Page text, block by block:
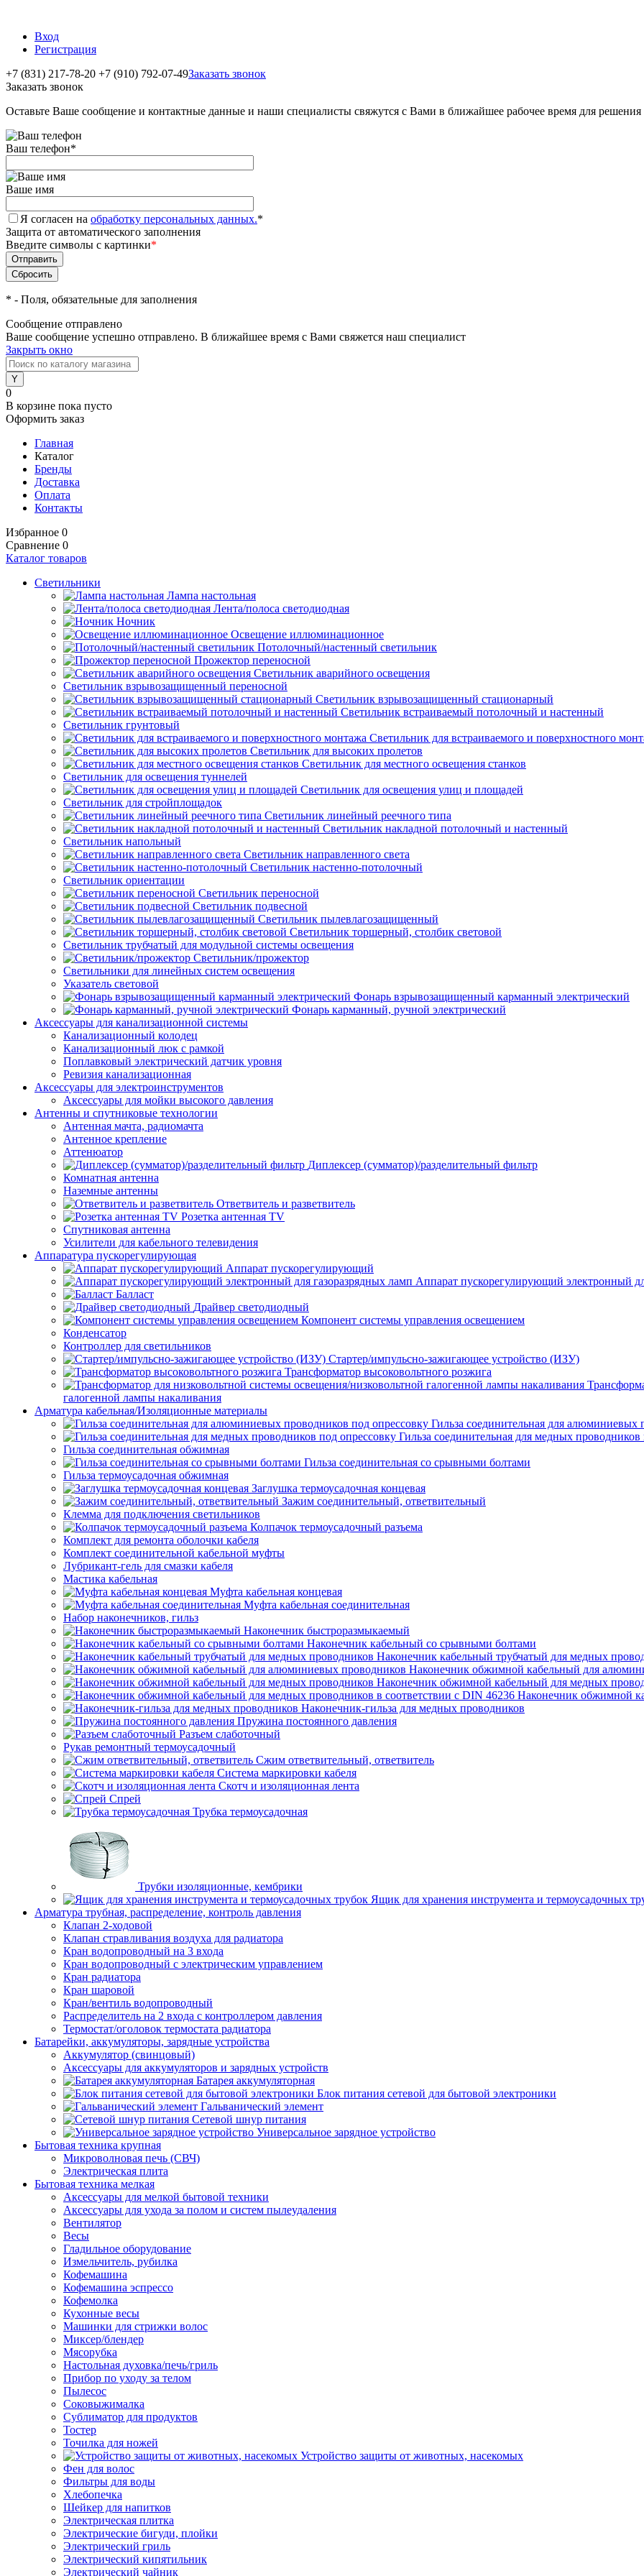
Вход
Регистрация
+7 (831) 217-78-20 +7 (910) 792-07-49Заказать звонок
Заказать звонок
Оставьте Ваше сообщение и контактные данные и наши специалисты свяжутся с Вами в ближайшее рабочее время для
Ваш телефон*
Ваше имя
Я согласен на обработку персональных данных.*
Защита от автоматического заполнения
Введите символы с картинки*
* - Поля, обязательные для заполнения
Сообщение отправлено
Ваше сообщение успешно отправлено. В ближайшее время с Вами свяжется наш специалист
Закрыть окно
0
В корзине пока пусто
Оформить заказ
Главная
Каталог
Бренды
Доставка
Оплата
Контакты
Избранное 0
Сравнение 0
Каталог товаров
Светильники
Лампа настольная
Лента/полоса светодиодная
Ночник
Освещение иллюминационное
Потолочный/настенный светильник
Прожектор переносной
Светильник аварийного освещения
Светильник взрывозащищенный переносной
Светильник взрывозащищенный стационарный
Светильник встраиваемый потолочный и настенный
Светильник грунтовый
Светильник для встраиваемого и поверхностного
Светильник для высоких пролетов
Светильник для местного освещения станков
Светильник для освещения туннелей
Светильник для освещения улиц и площадей
Светильник для стройплощадок
Светильник линейный реечного типа
Светильник накладной потолочный и настенный
Светильник напольный
Светильник направленного света
Светильник настенно-потолочный
Светильник ориентации
Светильник переносной
Светильник подвесной
Светильник пылевлагозащищенный
Светильник торшерный, столбик световой
Светильник трубчатый для модульной системы освещения
Светильник/прожектор
Светильники для линейных систем освещения
Указатель световой
Фонарь взрывозащищенный карманный электрический
Фонарь карманный, ручной электрический
Аксессуары для канализационной системы
Канализационный колодец
Канализационный люк с рамкой
Поплавковый электрический датчик уровня
Ревизия канализационная
Аксессуары для электроинструментов
Аксессуары для мойки высокого давления
Антенны и спутниковые технологии
Антенная мачта, радиомачта
Антенное крепление
Аттенюатор
Диплексер (сумматор)/разделительный фильтр
Комнатная антенна
Наземные антенны
Ответвитель и разветвитель
Розетка антенная TV
Спутниковая антенна
Усилители для кабельного телевидения
Аппаратура пускорегулирующая
Аппарат пускорегулирующий
Аппарат пускорегулирующий электронный
Балласт
Драйвер светодиодный
Компонент системы управления освещением
Конденсатор
Контроллер для светильников
Стартер/импульсно-зажигающее устройство (ИЗУ)
Трансформатор высоковольтного розжига
галогенной лампы накаливания
Арматура кабельная/Изоляционные материалы
Гильза соединительная для алюминиевых
Гильза соединительная для медных проводников
Гильза соединительная обжимная
Гильза соединительная со срывными болтами
Гильза термоусадочная обжимная
Заглушка термоусадочная концевая
Зажим соединительный, ответвительный
Клемма для подключения светильников
Колпачок термоусадочный разъема
Комплект для ремонта оболочки кабеля
Комплект соединительной кабельной муфты
Лубрикант-гель для смазки кабеля
Мастика кабельная
Муфта кабельная концевая
Муфта кабельная соединительная
Набор наконечников, гильз
Наконечник быстроразмыкаемый
Наконечник кабельный со срывными болтами
Наконечник кабельный трубчатый для медных
Наконечник обжимной кабельный для
Наконечник обжимной кабельный для медных
Наконечник обжимной
Наконечник-гильза для медных проводников
Пружина постоянного давления
Разъем слаботочный
Рукав ремонтный термоусадочный
Сжим ответвительный, ответвитель
Система маркировки кабеля
Скотч и изоляционная лента
Спрей
Трубка термоусадочная
Трубки изоляционные, кембрики
Ящик для хранения инструмента и термоусадочных
Арматура трубная, распределение, контроль давления
Клапан 2-ходовой
Клапан стравливания воздуха для радиатора
Кран водопроводный на 3 входа
Кран водопроводный с электрическим управлением
Кран радиатора
Кран шаровой
Кран/вентиль водопроводный
Распределитель на 2 входа с контроллером давления
Термостат/оголовок термостата радиатора
Батарейки, аккумуляторы, зарядные устройства
Аккумулятор (свинцовый)
Аксессуары для аккумуляторов и зарядных устройств
Батарея аккумуляторная
Блок питания сетевой для бытовой электроники
Гальванический элемент
Сетевой шнур питания
Универсальное зарядное устройство
Бытовая техника крупная
Микроволновая печь (СВЧ)
Электрическая плита
Бытовая техника мелкая
Аксессуары для мелкой бытовой техники
Аксессуары для ухода за полом и систем пылеудаления
Вентилятор
Весы
Гладильное оборудование
Измельчитель, рубилка
Кофемашина
Кофемашина эспрессо
Кофемолка
Кухонные весы
Машинки для стрижки волос
Миксер/блендер
Мясорубка
Настольная духовка/печь/гриль
Прибор по уходу за телом
Пылесос
Соковыжималка
Сублиматор для продуктов
Тостер
Точилка для ножей
Устройство защиты от животных, насекомых
Фен для волос
Фильтры для воды
Хлебопечка
Шейкер для напитков
Электрическая плитка
Электрические бигуди, плойки
Электрический гриль
Электрический кипятильник
Электрический чайник